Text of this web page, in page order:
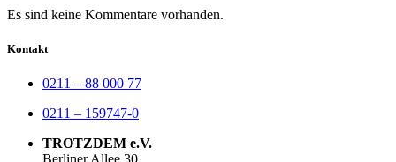
Es sind keine Kommentare vorhanden.
Kontakt
0211 – 88 000 77
0211 – 159747-0
TROTZDEM e.V.
Berliner Allee 30